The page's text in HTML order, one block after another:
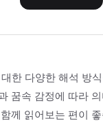
한 다양한 해석 방
꿈속 감정에 따라
께 읽어보는 편이